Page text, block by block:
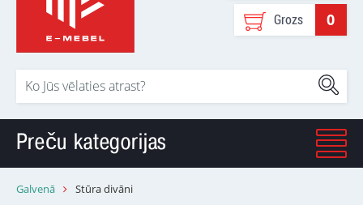
Grozs 0
Preču kategorijas
Galvenā Stūra divāni